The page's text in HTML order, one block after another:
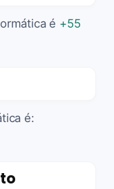
é +55
é: